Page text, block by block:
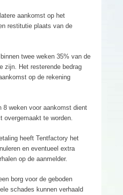
aankomst op het
restitutie plaats van de
twee weken 35% van de
zijn. Het resterende bedrag
op de rekening
8 weken voor aankomst dient
overgemaakt te worden.
heeft Tentfactory het
en eventueel extra
op de aanmelder.
borg voor de geboden
schades kunnen verhaald